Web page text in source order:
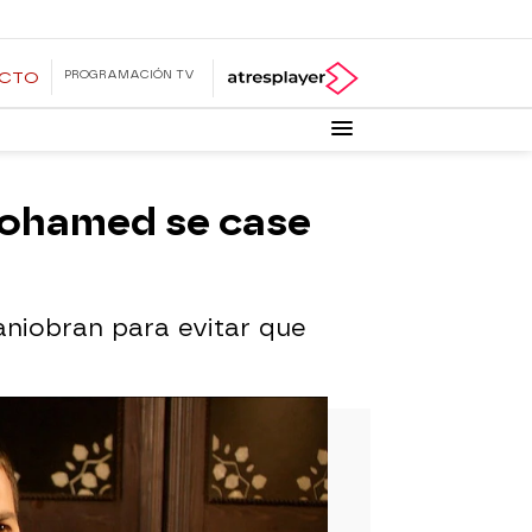
PROGRAMACIÓN TV
se case
para evitar que